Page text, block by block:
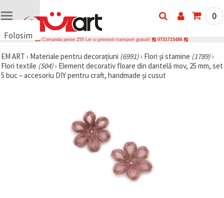
Folosim
uri
🍪 Folosim
cookie-uri
0
Comanda peste 250 Lei si primesti transport gratuit! 0731715486
EM ART › Materiale pentru decorațiuni (6991)› Flori și stamine (1789)›
Flori textile (504)› Element decorativ floare din dantelă mov, 25 mm, set
5 buc – accesoriu DIY pentru craft, handmade și cusut